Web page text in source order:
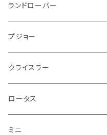
サーブ
ベントレー
ロータス
ポルシェ
ヒュンダイ
フォード
ミニ
ロータス
マセラティ
ロールスロイス
ミニ
プジョー
ポルシェ
ルノー
サーブ
その他
ブレーキランプ
方向指示器
ドア系
エアコン系
ブレーキ系
ブレーキランプ
外装系
タイヤ回り系
ステッカー
バイク フェンダー系
足回り
サスペンション
オイル系
タンク系
ケーブル系
バンパー回り
ライト系
ウインカー
その他
その他
タイヤ回り
泥除け
キーホルダー
フロアマット
フロントワイパー
リアワイパー
ランドローバー
フロアマット
ダッシュボード
トランクマット
ライト系
プジョー
フロアマット
その他
ライト系
クライスラー
フロアマット
ロータス
フロアマット
ミニ